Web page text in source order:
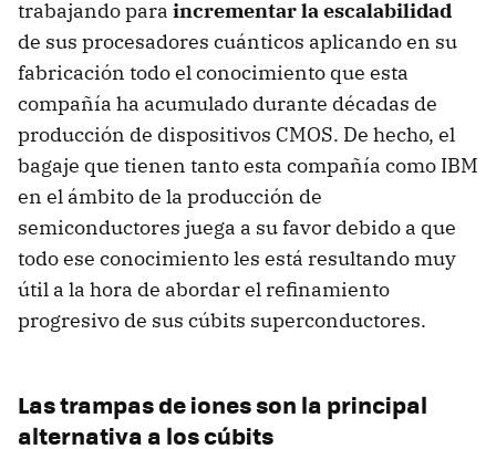
trabajando para incrementar la escalabilidad
de sus procesadores cuánticos aplicando en su
fabricación todo el conocimiento que esta
compañía ha acumulado durante décadas de
producción de dispositivos CMOS. De hecho, el
bagaje que tienen tanto esta compañía como IBM
en el ámbito de la producción de
semiconductores juega a su favor debido a que
todo ese conocimiento les está resultando muy
útil a la hora de abordar el refinamiento
progresivo de sus cúbits superconductores.
Las trampas de iones son la principal
alternativa a los cúbits